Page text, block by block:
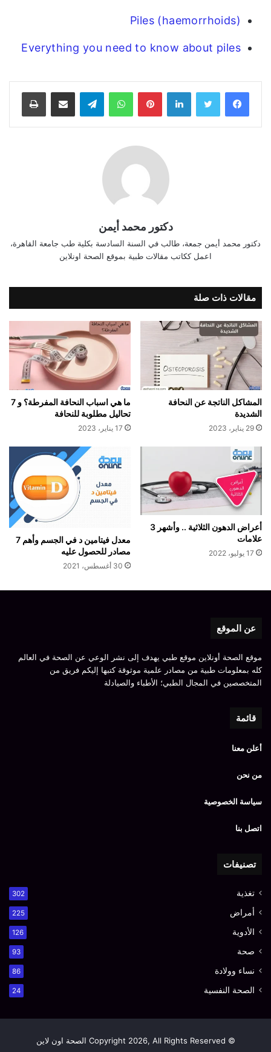
Piles (haemorrhoids)
Everything you need to know about piles
فيسبوك تويتر لينكدإن بينتيريستواتساب تيلقرام مشاركة عبر البريد طباعة
دكتور محمد أيمن
دكتور محمد أيمن جمعة، طالب في السنة السادسة بكلية طب جامعة القاهرة،
اعمل ككاتب مقالات طبية بموقع الصحة اونلاين
مقالات ذات صلة
المشاكل الناتجة عن النحافة
الشديدة
29 يناير، 2023
ما هي اسباب النحافة المفرطة؟ و 7
تحاليل مطلوبة للنحافة
17 يناير، 2023
أعراض الدهون الثلاثية .. وأشهر 3
علامات
17 يوليو، 2022
معدل فيتامين د في الجسم وأهم 7
مصادر للحصول عليه
30 أغسطس، 2021
عن الموقع
موقع الصحة أونلاين موقع طبي يهدف إلى نشر الوعي عن الصحة في العالم
كله بمعلومات طبية من مصادر علمية موثوقة كتبها إليكم فريق من
المتخصصين في المجال الطبي؛ الأطباء والصيادلة
قائمة
أعلن معنا
من نحن
سياسة الخصوصية
اتصل بنا
تصنيفات
تغذية 302
أمراض 225
الأدوية 126
صحة 93
نساء وولادة 86
الصحة النفسية 24
© Copyright 2026, All Rights Reserved الصحة اون لاين